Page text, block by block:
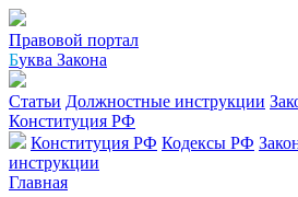
Правовой портал
Буква Закона
Статьи Должностные инструкции
Конституция РФ
Конституция РФ Кодексы РФ
инструкции
Главная